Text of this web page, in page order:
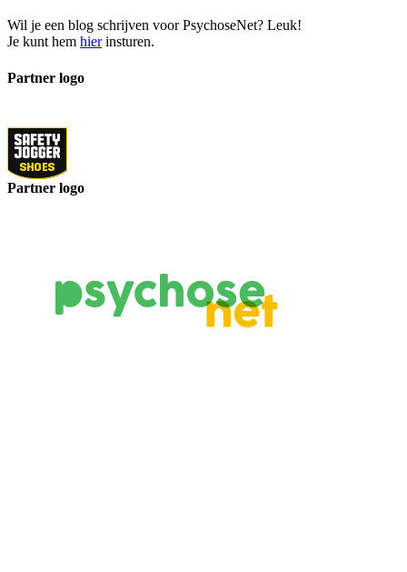
Wil je een blog schrijven voor PsychoseNet? Leuk!
Je kunt hem hierinsturen.
Partner logo
Partner logo